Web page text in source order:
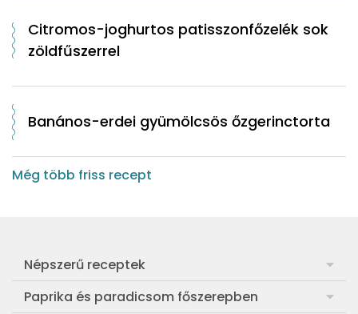
Citromos-joghurtos patisszonfőzelék sok
zöldfűszerrel
Banános-erdei gyümölcsös őzgerinctorta
Még több friss recept
Népszerű receptek
Frankfurti leves
Paprika és paradicsom főszerepben